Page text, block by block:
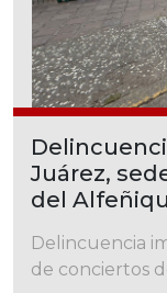
Juárez,
del
Delincuencia
de conciertos